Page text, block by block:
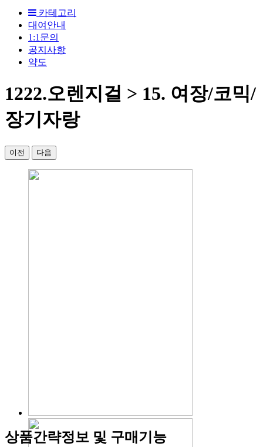
카테고리
대여안내
1:1문의
공지사항
약도
1222.오렌지걸 > 15. 여장/코믹/
장기자랑
이전 다음
상품간략정보 및 구매기능